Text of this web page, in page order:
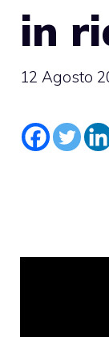
in
12 Agosto